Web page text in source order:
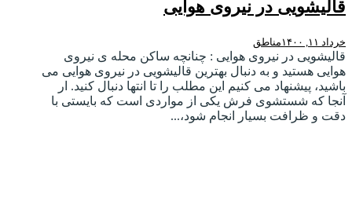
قالیشویی در نیروی هوایی
خرداد ۱۱, ۱۴۰۰ مناطق
قالیشویی در نیروی هوایی : چنانچه ساکن محله ی نیروی
هوایی هستید و به دنبال بهترین قالیشویی در نیروی هوایی می
باشید، پیشنهاد می کنیم این مطلب را تا انتها دنبال کنید. ار
آنجا که شستشوی فرش یکی از مواردی است که بایستی با
دقت و ظرافت بسیار انجام شود،...